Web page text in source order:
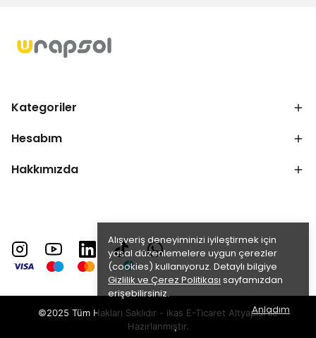
Alışveriş deneyiminizi iyileştirmek için
yasal düzenlemelere uygun çerezler
(cookies) kullanıyoruz. Detaylı bilgiye
Gizlilik ve Çerez Politikası sayfamızdan
erişebilirsiniz.
Anladım
Kategoriler
Hesabım
Hakkımızda
©2025 Tüm Hakları Saklıdır - ikas E-Ticaret Altyapısı ile
Hazırlanmıştır.